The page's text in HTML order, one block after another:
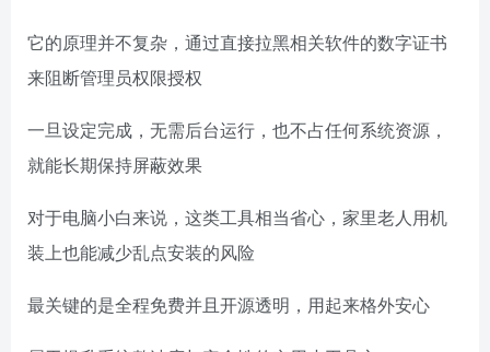
它的原理并不复杂，通过直接拉黑相关软件的数字证书
来阻断管理员权限授权
一旦设定完成，无需后台运行，也不占任何系统资源，
就能长期保持屏蔽效果
对于电脑小白来说，这类工具相当省心，家里老人用机
装上也能减少乱点安装的风险
最关键的是全程免费并且开源透明，用起来格外安心